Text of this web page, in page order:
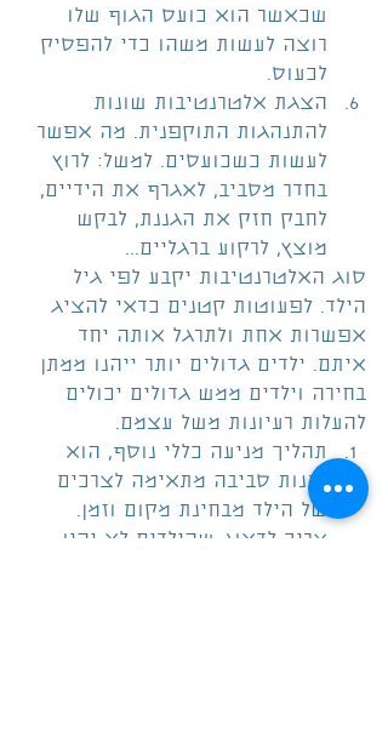
שכאשר הוא כועס הגוף שלו
רוצה לעשות משהו כדי להפסיק
לכעוס.
הצגת אלטרנטיבות שונות
להתנהגות התוקפנית. מה אפשר
לעשות כשכועסים. למשל: לרוץ
בחדר מסביב, לאגרף את הידיים,
לחבק חזק את הגננת, לבקש
מוצץ, לרקוע ברגליים...
סוג האלטרנטיבות יקבע לפי גיל
הילד. לפעוטות קטנים כדאי להציג
אפשרות אחת ולתרגל אותה יחד
איתם. ילדים גדולים יותר ייהנו ממתן
בחירה וילדים ממש גדולים יכולים
להעלות רעיונות משל עצמם.
תהליך מניעה כללי נוסף, הוא
לבנות סביבה מתאימה לצרכים
של הילד מבחינת מקום וזמן.
צריך לדאוג שהילדים לא יהיו